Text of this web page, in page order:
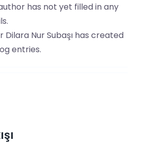
has not yet filled in any
Dilara Nur Subaşı has created
entries.